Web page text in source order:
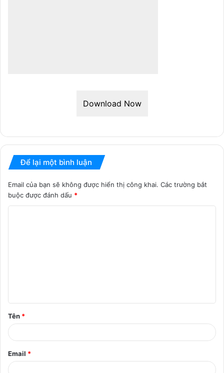
Download Now
Để lại một bình luận
Email của bạn sẽ không được hiển thị công khai. Các trường bắt
buộc được đánh dấu *
ậ
n
*
Tên *
Email *